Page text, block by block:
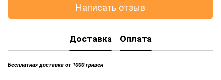
Написать отзыв
Доставка Оплата
Бесплатная доставка от 1000 гривен